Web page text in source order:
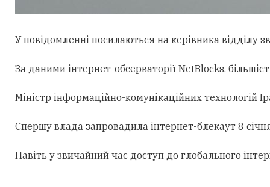
У повідомленні посилаються на керівника відділу
За даними інтернет-обсерваторії NetBlocks,
Міністр інформаційно-комунікаційних
Спершу влада запровадила інтернет-блекаут 8
Навіть у звичайний час доступ до глобального